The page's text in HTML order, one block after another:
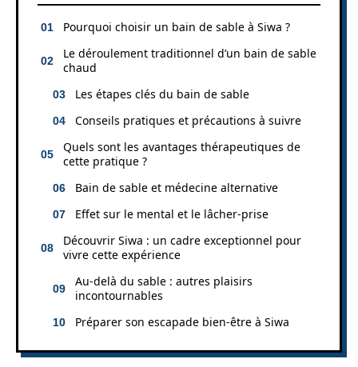
Pourquoi choisir un bain de sable à Siwa ?
Le déroulement traditionnel d’un bain de sable
chaud
Les étapes clés du bain de sable
Conseils pratiques et précautions à suivre
Quels sont les avantages thérapeutiques de
cette pratique ?
Bain de sable et médecine alternative
Effet sur le mental et le lâcher-prise
Découvrir Siwa : un cadre exceptionnel pour
vivre cette expérience
Au-delà du sable : autres plaisirs
incontournables
Préparer son escapade bien-être à Siwa